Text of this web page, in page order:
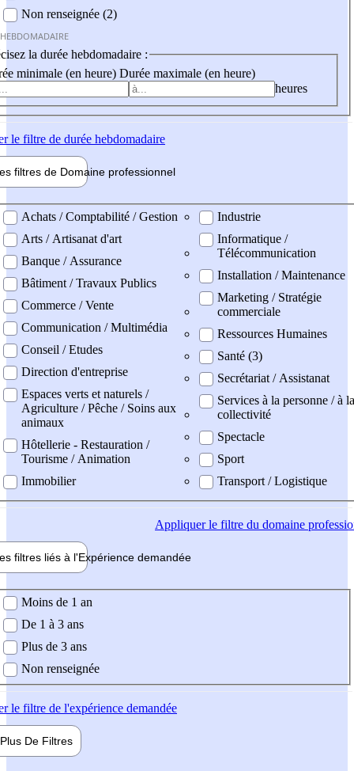
Non renseignée (2)
la durée hebdomadaire :
minimale (en heure) Durée maximale (en heure)
heures
le filtre de durée hebdomadaire
filtres de Domaine professionnel
professionel
Achats / Comptabilité / Gestion
Arts / Artisanat d'art
Banque / Assurance
Bâtiment / Travaux Publics
Commerce / Vente
Communication / Multimédia
Conseil / Etudes
Direction d'entreprise
Espaces verts et naturels /
Agriculture / Pêche / Soins aux
animaux
Hôtellerie - Restauration /
Tourisme / Animation
Immobilier
Industrie
Informatique /
Télécommunication
Installation / Maintenance
Marketing / Stratégie
commerciale
Ressources Humaines
Santé (3)
Secrétariat / Assistanat
Services à la personne / à la
collectivité
Spectacle
Sport
Transport / Logistique
Appliquerle filtre du domaine
filtres liés à l'Expérience demandée
demandée
Moins de 1 an
De 1 à 3 ans
Plus de 3 ans
Non renseignée
le filtre de l'expérience demandée
Plus De Filtres